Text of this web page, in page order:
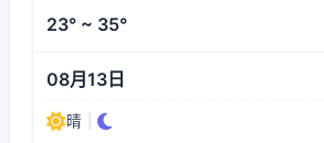
23° ~ 35°
08月13日
晴